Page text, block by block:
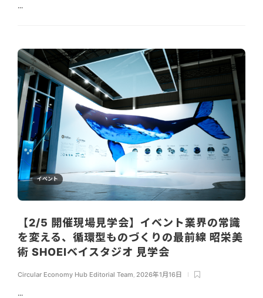
...
イベント
【2/5 開催現場見学会】イベント業界の常識
を変える、循環型ものづくりの最前線 昭栄美
術 SHOEIベイスタジオ 見学会
Circular Economy Hub Editorial Team 2026年1月16日
...